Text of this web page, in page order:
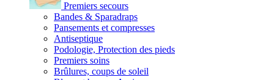
Premiers secours
Bandes & Sparadraps
Pansements et compresses
Antiseptique
Podologie, Protection des pieds
Premiers soins
Brûlures, coups de soleil